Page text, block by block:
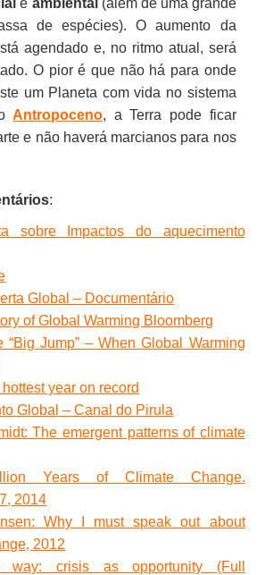
de espécies). O aumento da
agendado e, no ritmo atual, será
O pior é que não há para onde
um Planeta com vida no sistema
Antropoceno, a Terra pode ficar
e não haverá marcianos para nos
:
sobre Impactos do aquecimento
Global – Documentário
of Global Warming Bloomberg
“Big Jump” – When Global Warming
year on record
Global – Canal do Pirula
The emergent patterns of climate
Years of Climate Change.
2014
Why I must speak out about
2012
way: crisis as opportunity (Full